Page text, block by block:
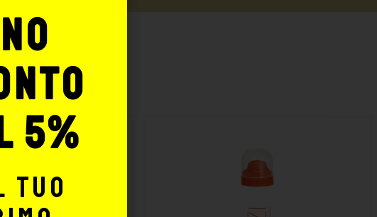
5%
tuo